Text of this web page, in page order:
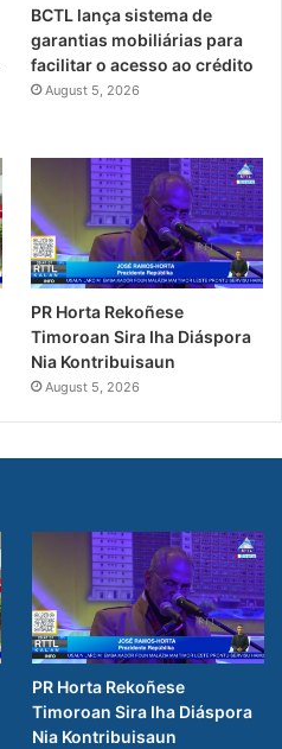
BCTL lança sistema de
garantias mobiliárias para
facilitar o acesso ao crédito
August 5, 2026
PR Horta Rekoñese
Timoroan Sira Iha Diáspora
Nia Kontribuisaun
August 5, 2026
PR Horta Rekoñese
Timoroan Sira Iha Diáspora
Nia Kontribuisaun